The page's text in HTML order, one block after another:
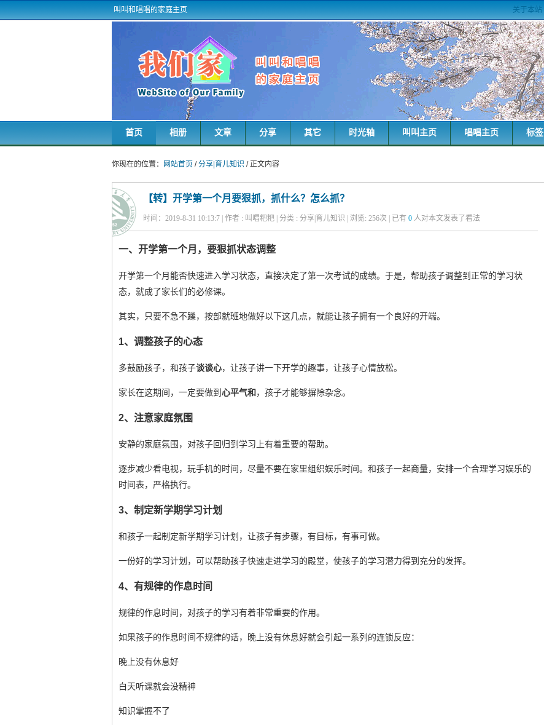
关于本站
叫叫和唱唱的家庭主页
首页 相册 文章 分享 其它 时光轴 叫叫主页 唱唱主页 标签
你现在的位置： 网站首页 /分享|育儿知识 / 正文内容
【转】开学第一个月要狠抓，抓什么？怎么抓？
时间：2019-8-31 10:13:7 | 作者 : 叫唱粑粑 | 分类 : 分享|育儿知识 | 浏览: 256次 | 已有 0 人对本文发表了看法
一、开学第一个月，要狠抓状态调整
开学第一个月能否快速进入学习状态，直接决定了第一次考试的成绩。于是，帮助孩子调整到正常的学习状
态，就成了家长们的必修课。
其实，只要不急不躁，按部就班地做好以下这几点，就能让孩子拥有一个良好的开端。
1、调整孩子的心态
多鼓励孩子，和孩子谈谈心，让孩子讲一下开学的趣事，让孩子心情放松。
家长在这期间，一定要做到 心平气和，孩子才能够摒除杂念。
2、注意家庭氛围
安静的家庭氛围，对孩子回归到学习上有着重要的帮助。
逐步减少看电视，玩手机的时间，尽量不要在家里组织娱乐时间。和孩子一起商量，安排一个合理学习娱乐的
时间表，严格执行。
3、制定新学期学习计划
和孩子一起制定新学期学习计划，让孩子有步骤，有目标，有事可做。
一份好的学习计划，可以帮助孩子快速走进学习的殿堂，使孩子的学习潜力得到充分的发挥。
4、有规律的作息时间
规律的作息时间，对孩子的学习有着非常重要的作用。
如果孩子的作息时间不规律的话，晚上没有休息好就会引起一系列的连锁反应：
晚上没有休息好
白天听课就会没精神
知识掌握不了